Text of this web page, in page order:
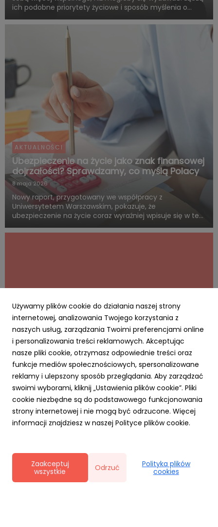
ich podobne priorytety życiowe i sposób myślenia o
dojrzałości życiowej decydują przede wszystkim:
AKTUALNOŚCI
Ubezpieczenie na życie jako znak finansowej
dojrzałości? Sprawdzamy, co myślą Polacy
8 maja 2026
Nowy raport, przygotowany we współpracy z
Uniwersytetem Warszawskim, pokazuje, że
ubezpieczenie na życie coraz wyraźniej wpisuje się w ten
odpowiedzialność i rozsądne planowanie przyszłości.
AKTUALNOŚCI
Cyfrowy Biznes się opłaca – rusza
kampania MRiT i NASK dla MŚP. Za realizację
odpowiada RO
20 kwietnia 2026
Agencja Ro na zlecenie Ministerstwa Rozwoju i
Technologii realizuje kampanię „Cyfrowy Biznes”.
Inicjatywa skierowana do sektora MŚP promuje
Działania zaplanowan...
Używamy plików cookie do działania naszej strony
internetowej, analizowania Twojego korzystania z
naszych usług, zarządzania Twoimi preferencjami online
i personalizowania treści reklamowych. Akceptując
nasze pliki cookie, otrzymasz odpowiednie treści oraz
funkcje mediów społecznościowych, spersonalizowane
reklamy i ulepszony sposób przeglądania. Aby zarządzać
swoimi wyborami, kliknij „Ustawienia plików cookie”. Pliki
cookie niezbędne są do podstawowego funkcjonowania
strony internetowej i nie mogą być odrzucone. Więcej
informacji znajdziesz w naszej Polityce plików cookie.
Zaakceptuj
wszystkie
Odrzuć
Polityka plików
cookies